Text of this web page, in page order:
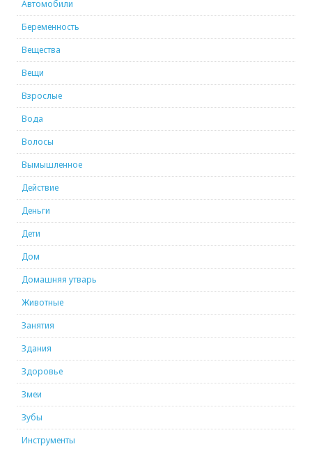
Автомобили
Беременность
Вещества
Вещи
Взрослые
Вода
Волосы
Вымышленное
Действие
Деньги
Дети
Дом
Домашняя утварь
Животные
Занятия
Здания
Здоровье
Змеи
Зубы
Инструменты